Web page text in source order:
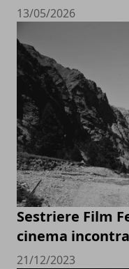
13/05/2026
Sestriere Film
cinema
21/12/2023